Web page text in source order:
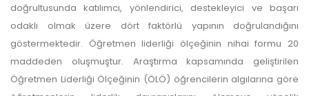
doğrultusunda katılımcı, yönlendirici, destekleyici ve başarı
odaklı olmak üzere dört faktörlü yapının doğrulandığını
göstermektedir. Öğretmen liderliği ölçeğinin nihai formu 20
maddeden oluşmuştur. Araştırma kapsamında geliştirilen
Öğretmen Liderliği Ölçeğinin (ÖLÖ) öğrencilerin algılarına göre